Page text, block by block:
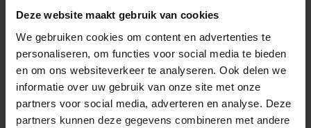
Deze website maakt gebruik van cookies
We gebruiken cookies om content en advertenties te
personaliseren, om functies voor social media te bieden
en om ons websiteverkeer te analyseren. Ook delen we
informatie over uw gebruik van onze site met onze
partners voor social media, adverteren en analyse. Deze
partners kunnen deze gegevens combineren met andere
het profiel geschikt is voor zowel kleinere als grotere
oppervlakten.
- Zelfklevende achterzijde:Dankzij de sterke
zelfklevende laag aan de achterkant is het profiel
eenvoudig te plaatsen zonder extra
bevestigingsmiddelen. Het bespaart tijd en moeite, en